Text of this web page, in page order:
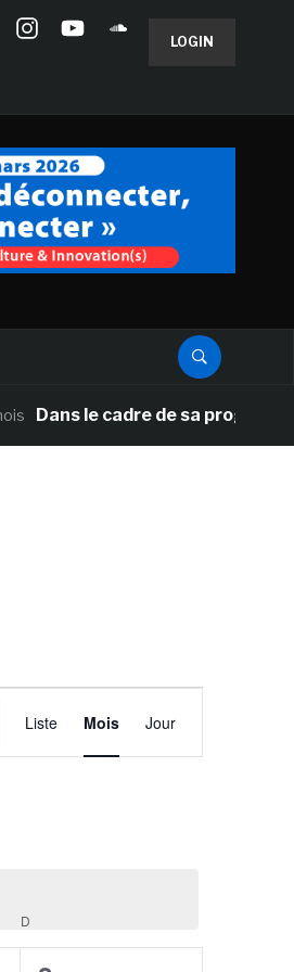
LOGIN
Dans le cadre de sa
de
vues
Liste Mois Jour
D